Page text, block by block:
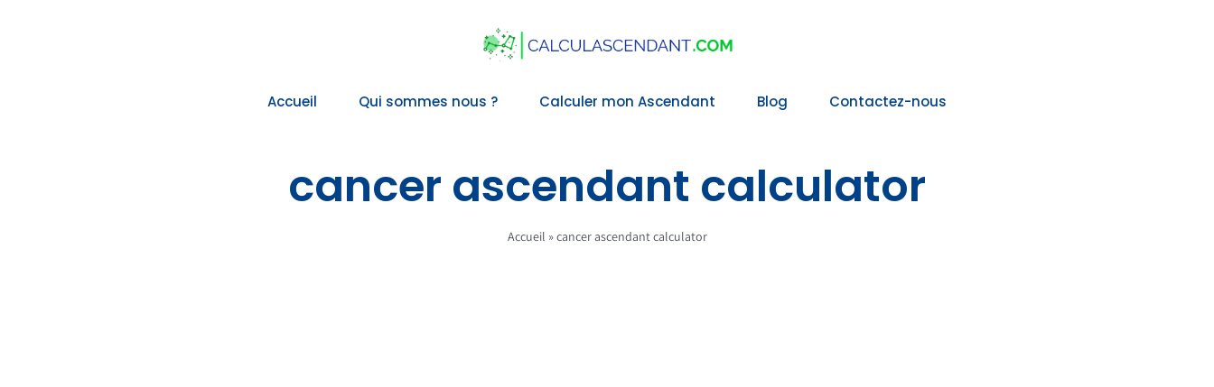
Accueil Qui sommes nous ? Calculer mon Ascendant Blog Contactez-nous
cancer ascendant calculator
Accueil »cancer ascendant calculator